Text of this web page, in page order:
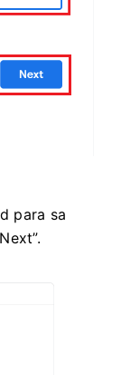
para sa